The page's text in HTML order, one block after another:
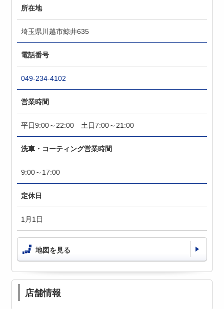
所在地
埼玉県川越市鯨井635
電話番号
049-234-4102
営業時間
平日9:00～22:00 土日7:00～21:00
洗車・コーティング営業時間
9:00～17:00
定休日
1月1日
地図を見る
店舗情報